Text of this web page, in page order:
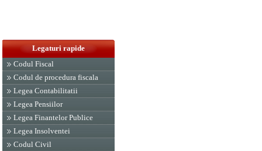
Legaturi rapide
Codul Fiscal
Codul de procedura fiscala
Legea Contabilitatii
Legea Pensiilor
Legea Finantelor Publice
Legea Insolventei
Codul Civil